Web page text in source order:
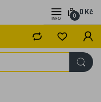
0 Kč
0